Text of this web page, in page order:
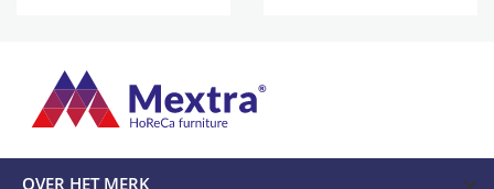
OVER HET MERK